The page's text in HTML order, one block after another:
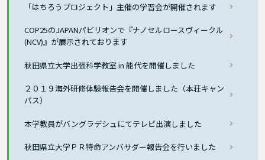
「はちろうプロジェクト」主催の学習会が開催されます
COP25のJAPANパビリオンで『ナノセルロースヴィークル
(NCV)』が展示されております
秋田県立大学出張科学教室 in 能代を開催しました
２０１９海外研修体験報告会を開催しました（本荘キャン
パス）
本学教員がバングラデシュにてテレビ出演しました
秋田県立大学ＰＲ特命アンバサダー報告会を行いました